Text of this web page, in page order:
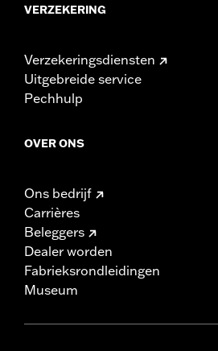
VERZEKERING
Verzekeringsdiensten
Uitgebreide service
Pechhulp
OVER ONS
Ons bedrijf
Carrières
Beleggers
Dealer worden
Fabrieksrondleidingen
Museum